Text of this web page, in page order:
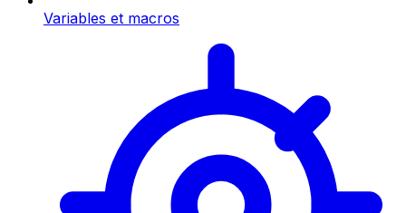
Variables et macros